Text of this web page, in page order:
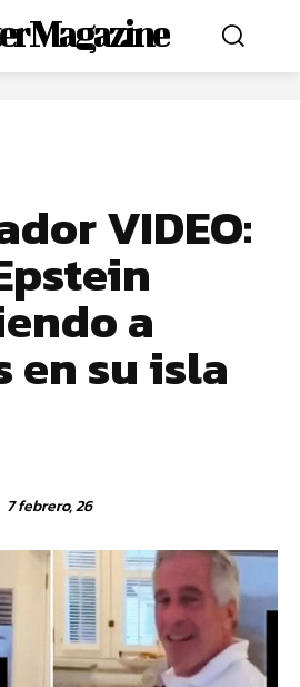
Magazine
VIDEO:
a
en su isla
7 febrero, 26